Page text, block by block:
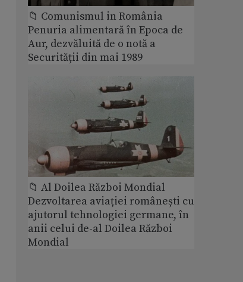
📁 Comunismul in România
Penuria alimentară în Epoca de
Aur, dezvăluită de o notă a
Securității din mai 1989
📁 Al Doilea Război Mondial
Dezvoltarea aviației românești cu
ajutorul tehnologiei germane, în
anii celui de-al Doilea Război
Mondial